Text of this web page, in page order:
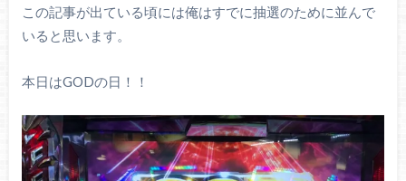
この記事が出ている頃には俺はすでに抽選のために並んで
いると思います。
本日はGODの日！！